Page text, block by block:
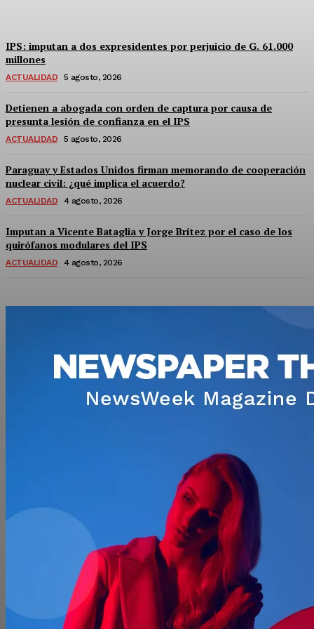
IPS: imputan a dos expresidentes por perjuicio de G. 61.000
millones
ACTUALIDAD 5 agosto, 2026
Detienen a abogada con orden de captura por causa de
presunta lesión de confianza en el IPS
ACTUALIDAD 5 agosto, 2026
Paraguay y Estados Unidos firman memorando de cooperación
nuclear civil: ¿qué implica el acuerdo?
ACTUALIDAD 4 agosto, 2026
Imputan a Vicente Bataglia y Jorge Brítez por el caso de los
quirófanos modulares del IPS
ACTUALIDAD 4 agosto, 2026